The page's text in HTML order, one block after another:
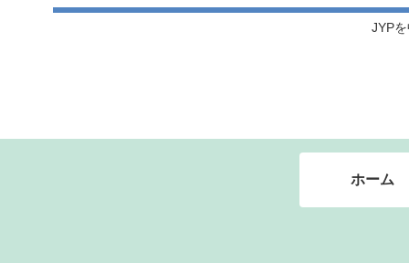
JYP
ホーム